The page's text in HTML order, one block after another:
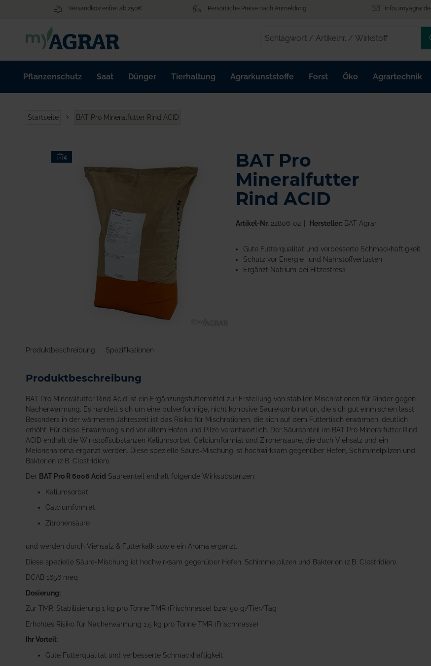
Versandkostenfrei ab 250€ Persönliche Preise nach Anmeldung info@myagrar.de
Pflanzenschutz Saat Dünger Tierhaltung Agrarkunststoffe Forst Öko Agrartechnik
Startseite BAT Pro Mineralfutter Rind ACID
4
der
springen
BAT Pro
Mineralfutter
Rind ACID
Artikel-Nr. 22806-02 Hersteller:BAT Agrar
Gute Futterqualität und verbesserte Schmackhaftigkeit
Schutz vor Energie- und Nährstoffverlusten
Ergänzt Natrium bei Hitzestress
Produktbeschreibung Spezifikationen
Produktbeschreibung
BAT Pro Mineralfutter Rind Acid ist ein Ergänzungsfuttermittel zur Erstellung von stabilen Mischrationen für Rinder gegen
Nacherwärmung. Es handelt sich um eine pulverförmige, nicht korrosive Säurekombination, die sich gut einmischen lässt.
Besonders in der wärmeren Jahreszeit ist das Risiko für Mischrationen, die sich auf dem Futtertisch erwärmen, deutlich
erhöht. Für diese Erwärmung sind vor allem Hefen und Pilze verantwortlich. Der Säureanteil im BAT Pro Mineralfutter Rind
ACID enthält die Wirkstoffsubstanzen Kaliumsorbat, Calciumformiat und Zironensäure, die duch Viehsalz und ein
Melonenaroma ergänzt werden. Diese spezielle Säure-Mischung ist hochwirksam gegenüber Hefen, Schimmelpilzen und
Bakterien (z.B. Clostridien).
Der BAT Pro R 6006 Acid Säureanteil enthält folgende Wirksubstanzen:
Kaliumsorbat
Calciumformiat
Zitronensäure
und werden durch Viehsalz & Futterkalk sowie ein Aroma ergänzt.
Diese spezielle Säure-Mischung ist hochwirksam gegenüber Hefen, Schimmelpilzen und Bakterien (z.B. Clostridien).
DCAB 1656 meq
Dosierung:
Zur TMR-Stabilisierung 1 kg pro Tonne TMR (Frischmasse) bzw. 50 g/Tier/Tag
Erhöhtes Risiko für Nacherwärmung 1,5 kg pro Tonne TMR (Frischmasse)
Ihr Vorteil:
Gute Futterqualität und verbesserte Schmackhaftigkeit